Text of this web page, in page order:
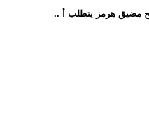
فتح مضيق هرمز يتطلب أ